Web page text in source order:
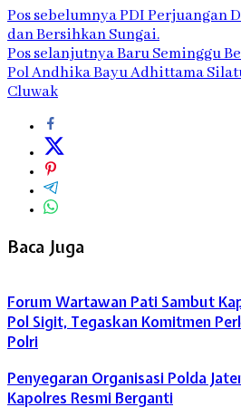
Pos sebelumnyaPDI Perjuangan
dan Bersihkan Sungai.
Pos selanjutnyaBaru Seminggu
Pol Andhika Bayu Adhittama
Cluwak
Baca Juga
Forum Wartawan Pati Sambut
Pol Sigit, Tegaskan Komitmen
Polri
Penyegaran Organisasi Polda
Kapolres Resmi Berganti